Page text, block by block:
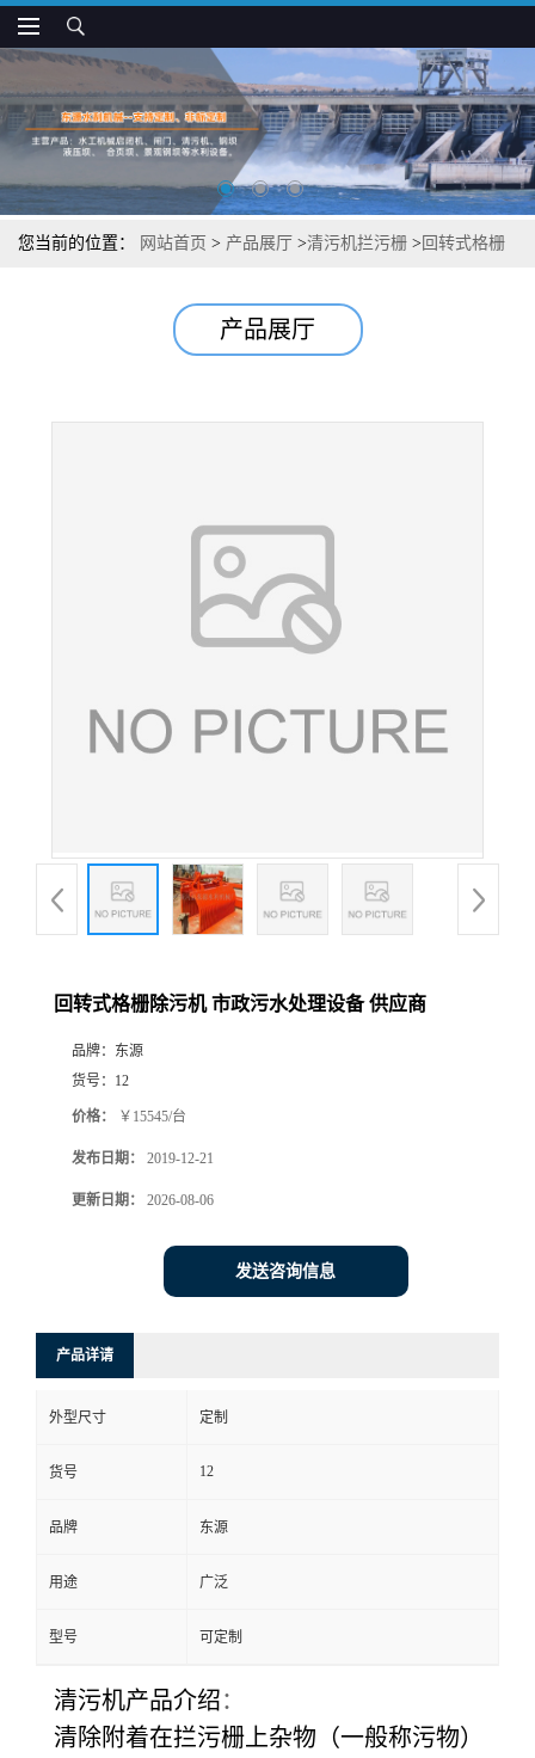
您当前的位置： 网站首页 > 产品展厅 >清污机拦污栅 > 回转式格栅
产品展厅
回转式格栅除污机 市政污水处理设备 供应商
品牌： 东源
货号： 12
价格： ￥15545/台
发布日期： 2019-12-21
更新日期： 2026-08-06
发送咨询信息
产品详请
外型尺寸 定制
货号 12
品牌 东源
用途 广泛
型号 可定制
清污机产品介绍：
清除附着在拦污栅上杂物（一般称污物）